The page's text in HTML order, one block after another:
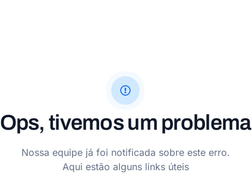
Ops, tivemos um problema
Nossa equipe já foi notificada sobre este erro.
Aqui estão alguns links úteis